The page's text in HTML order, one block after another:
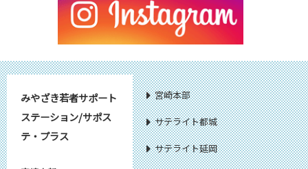
みやざき若者サポート
ステーション/サポス
テ・プラス
宮崎本部
サテライト都城
サテライト延岡